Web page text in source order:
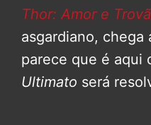
Thor: Amor e
asgardiano, chega
parece que é aqui
Ultimato será